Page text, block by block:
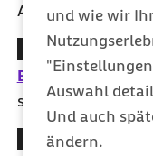
und wie wir
Auswahl
Und auch
ändern.
Angelegenheiten
Gesunder
Barmer
sichern.
Kostenfrei